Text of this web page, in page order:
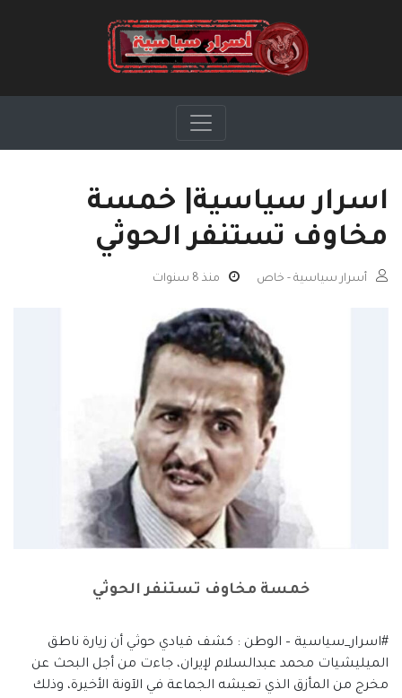
اسرار سياسية| خمسة
مخاوف تستنفر الحوثي
أسرار سياسية - خاص منذ 8 سنوات
خمسة مخاوف تستنفر الحوثي
#اسرار_سياسية – الوطن : كشف قيادي حوثي أن زيارة ناطق
الميليشيات محمد عبدالسلام لإيران، جاءت من أجل البحث عن
مخرج من المأزق الذي تعيشه الجماعة في الآونة الأخيرة، وذلك